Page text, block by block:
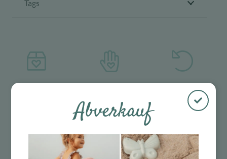
Tags
verpackte
Produkte
30 Tage Rückgaberecht
Abverkauf